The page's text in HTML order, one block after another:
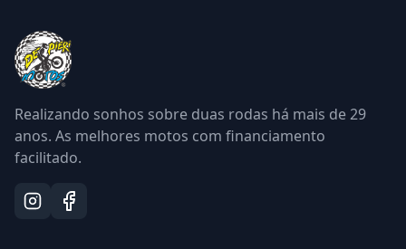
Realizando sonhos sobre duas rodas há mais de29
anos. As melhores motos com financiamento
facilitado.